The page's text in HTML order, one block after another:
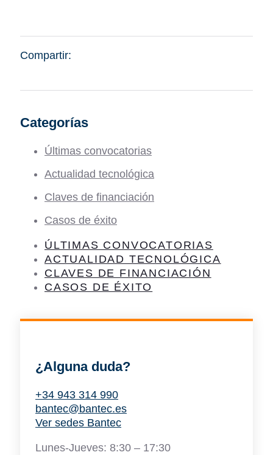
Compartir:
Categorías
Últimas convocatorias
Actualidad tecnológica
Claves de financiación
Casos de éxito
ÚLTIMAS CONVOCATORIAS
ACTUALIDAD TECNOLÓGICA
CLAVES DE FINANCIACIÓN
CASOS DE ÉXITO
¿Alguna duda?
+34 943 314 990
bantec@bantec.es
Ver sedes Bantec
Lunes-Jueves: 8:30 – 17:30